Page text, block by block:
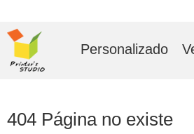
404 Página no existe
Personalizado